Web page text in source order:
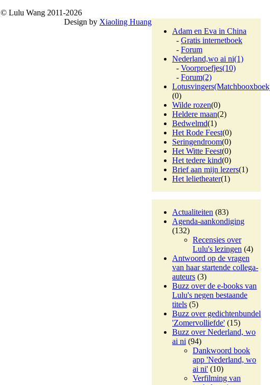
Adam en Eva in China
- Gratis internetboek
- Forum
Nederland,wo ai ni(1)
- Voorproefjes(10)
- Forum(2)
(0)
Wilde rozen(0)
Heldere maan(2)
Bedwelmd(1)
Het Rode Feest(0)
Seringendroom(0)
Het Witte Feest(0)
Het tedere kind(0)
Brief aan mijn lezers(1)
Het lelietheater(1)
Actualiteiten (83)
Agenda-aankondiging
(132)
Recensies over
Lulu's lezingen (4)
Antwoord op de vragen
van haar startende collega-
auteurs (3)
Buzz over de e-books van
Lulu's negen bestaande
titels (5)
Buzz over gedichtenbundel
'Zomervolliefde' (15)
Buzz over Nederland, wo
ai ni (94)
Dankwoord book
app 'Nederland, wo
ai ni' (10)
Verfilming van
© Lulu Wang 2011-2026
Design by Xiaoling Huang